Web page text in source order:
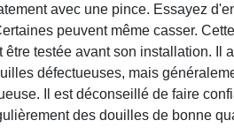
avec une pince. Essayez
peuvent même casser.
testée avant son installation. Il
défectueuses, mais
Il est déconseillé de faire
des douilles de bonne